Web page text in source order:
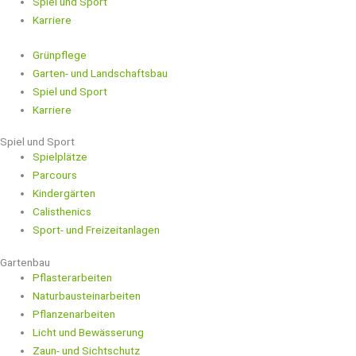
Karriere
Grünpflege
Garten- und Landschaftsbau
Spiel und Sport
Karriere
Spiel und Sport
Spielplätze
Parcours
Kindergärten
Calisthenics
Sport- und Freizeitanlagen
Gartenbau
Pflasterarbeiten
Naturbausteinarbeiten
Pflanzenarbeiten
Licht und Bewässerung
Zaun- und Sichtschutz